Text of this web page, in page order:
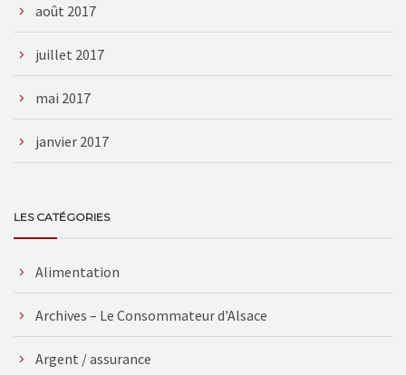
août 2017
juillet 2017
mai 2017
janvier 2017
LES CATÉGORIES
Alimentation
Archives – Le Consommateur d'Alsace
Argent / assurance